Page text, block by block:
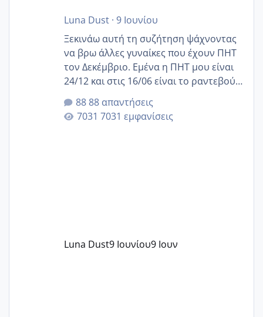
Luna Dust· 9 Ιουνίου
Ξεκινάω αυτή τη συζήτηση ψάχνοντας
να βρω άλλες γυναίκες που έχουν ΠΗΤ
τον Δεκέμβριο. Εμένα η ΠΗΤ μου είναι
24/12 και στις 16/06 είναι το ραντεβού
της αυχενικής διαφάνειας. Έχω αρκετό
άγχος και οι μέρες δεν φαίνεται να
περνάνε με τίποτα.
88 απαντήσεις
7031 εμφανίσεις
Luna Dust9 Ιουνίου9 Ιουν